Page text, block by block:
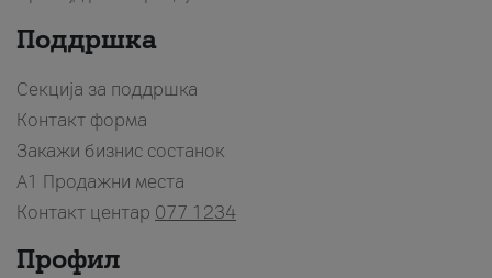
Поддршка
Секција за поддршка
Контакт форма
Закажи бизнис состанок
A1 Продажни места
Контакт центар 077 1234
Профил